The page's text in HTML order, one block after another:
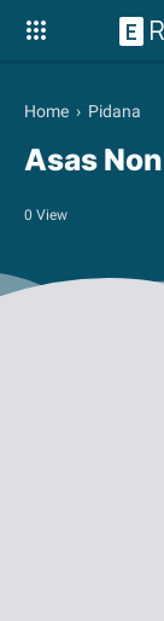
E
Home › Pidana
Asas
0 View